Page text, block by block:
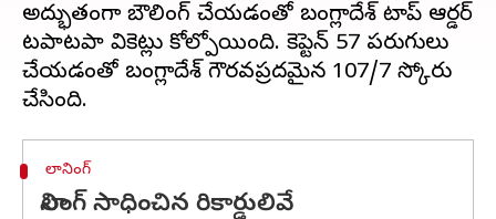
అద్భుతంగా బౌలింగ్ చేయడంతో బంగ్లాదేశ్ టాప్ ఆర్డర్
టపాటపా వికెట్లు కోల్పోయింది. కెప్టెన్ 57 పరుగులు
చేయడంతో బంగ్లాదేశ్ గౌరవప్రదమైన 107/7 స్కోరు
లానింగ్
లానింగ్ సాధించిన రికార్డులివే